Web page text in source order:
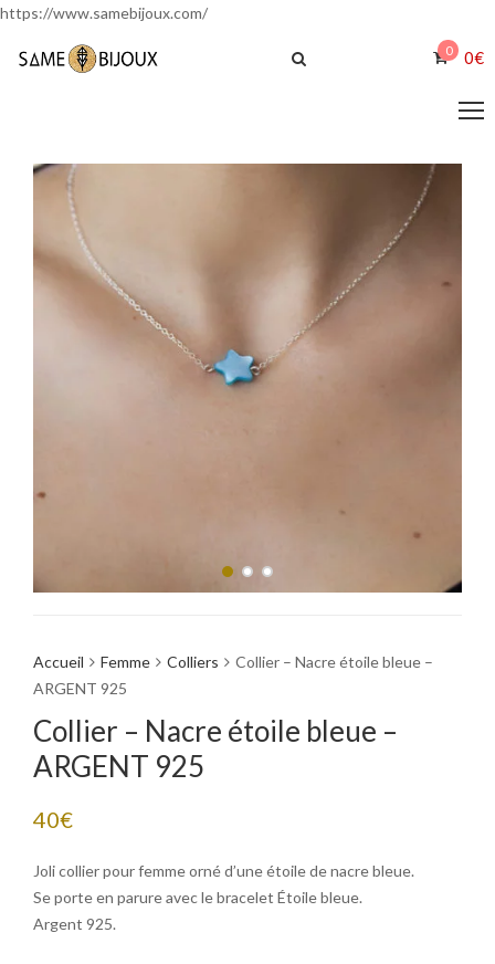
https://www.samebijoux.com/
0 0€
Accueil Femme Colliers
Collier – Nacre étoile bleue –
ARGENT 925
Collier – Nacre étoile bleue –
ARGENT 925
40€
Joli collier pour femme orné d’une étoile de nacre bleue.
Se porte en parure avec le bracelet Étoile bleue.
Argent 925.